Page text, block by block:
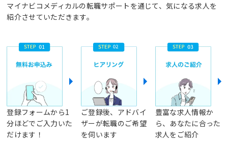
マイナビコメディカルの転職サポートを通じて、気になる求人を
紹介させていただきます。
登録フォームから1
分ほどでご入力いた
だけます！
ご登録後、アドバイ
ザーが転職のご希望
を伺います
豊富な求人情報か
ら、あなたに合った
求人をご紹介